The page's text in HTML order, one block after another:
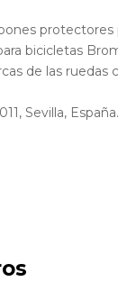
protectores
bicicletas
de las ruedas
Sevilla, España.